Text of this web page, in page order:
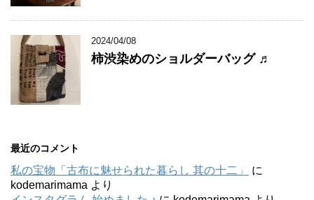
2024/04/08
柿渋染めのショルダーバッグ ♬
最近のコメント
私の宝物「古布に魅せられた暮らし 其の十二」
に
kodemarimama より